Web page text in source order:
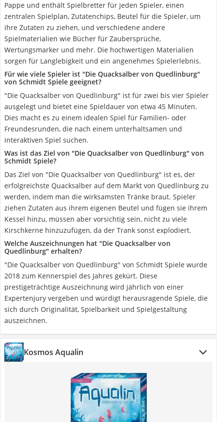
Pappe und enthält Spielbretter für jeden Spieler, einen
zentralen Spielplan, Zutatenchips, Beutel für die Spieler, um
ihre Zutaten zu ziehen, und verschiedene andere
Spielmaterialien wie Bücher für Zaubersprüche,
Wertungsmarker und mehr. Die hochwertigen Materialien
sorgen für Langlebigkeit und ein angenehmes Spielerlebnis.
Für wie viele Spieler ist "Die Quacksalber von Quedlinburg"
von Schmidt Spiele geeignet?
"Die Quacksalber von Quedlinburg" ist für zwei bis vier Spieler
ausgelegt und bietet eine Spieldauer von etwa 45 Minuten.
Dies macht es zu einem idealen Spiel für Familien- oder
Freundesrunden, die nach einem unterhaltsamen und
interaktiven Spiel suchen.
Was ist das Ziel von "Die Quacksalber von Quedlinburg" von
Schmidt Spiele?
Das Ziel von "Die Quacksalber von Quedlinburg" ist es, der
erfolgreichste Quacksalber auf dem Markt von Quedlinburg zu
werden, indem man die wirksamsten Tränke braut. Spieler
ziehen Zutaten aus ihrem eigenen Beutel und fügen sie ihrem
Kessel hinzu, müssen aber vorsichtig sein, nicht zu viele
Kirschkerne hinzuzufügen, da der Trank sonst explodiert.
Welche Auszeichnungen hat "Die Quacksalber von
Quedlinburg" erhalten?
"Die Quacksalber von Quedlinburg" von Schmidt Spiele wurde
2018 zum Kennerspiel des Jahres gekürt. Diese
prestigeträchtige Auszeichnung wird jährlich von einer
Expertenjury vergeben und würdigt herausragende Spiele, die
sich durch Originalität, Spielbarkeit und Spielgestaltung
auszeichnen.
Kosmos Aqualin